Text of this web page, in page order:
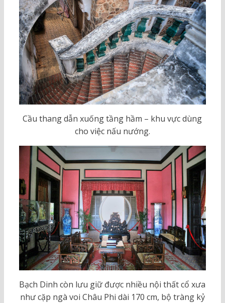
Cầu thang dẫn xuống tầng hầm – khu vực dùng
cho việc nấu nướng.
Bạch Dinh còn lưu giữ được nhiều nội thất cổ xưa
như cặp ngà voi Châu Phi dài 170 cm, bộ tràng kỷ